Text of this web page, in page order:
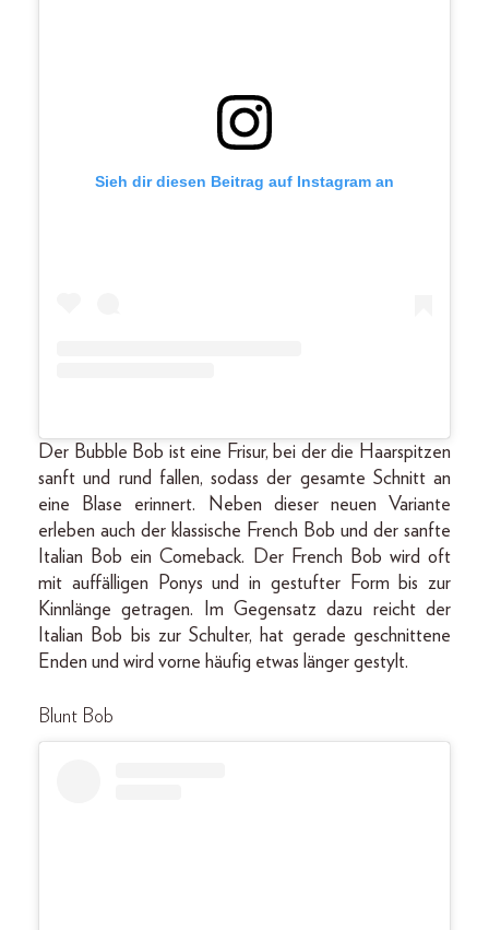
Sieh dir diesen Beitrag auf Instagram an
Der Bubble Bob ist eine Frisur, bei der die Haarspitzen
sanft und rund fallen, sodass der gesamte Schnitt an
eine Blase erinnert. Neben dieser neuen Variante
erleben auch der klassische French Bob und der sanfte
Italian Bob ein Comeback. Der French Bob wird oft
mit auffälligen Ponys und in gestufter Form bis zur
Kinnlänge getragen. Im Gegensatz dazu reicht der
Italian Bob bis zur Schulter, hat gerade geschnittene
Enden und wird vorne häufig etwas länger gestylt.
Blunt Bob